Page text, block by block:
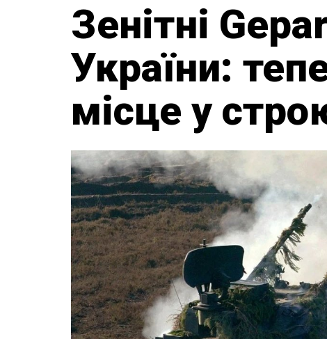
Зенітні
України:
місце у